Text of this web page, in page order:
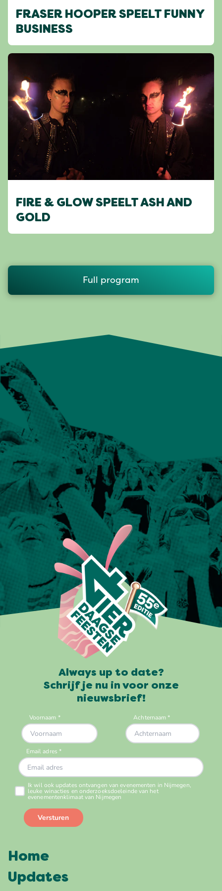
FRASER HOOPER SPEELT FUNNY
BUSINESS
FIRE & GLOW SPEELT ASH AND
GOLD
Full program
Always up to date?
Schrijf je nu in voor onze
nieuwsbrief!
Home
Updates